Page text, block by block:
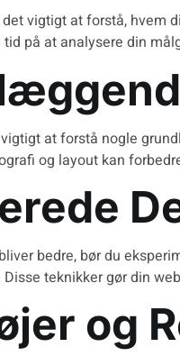
vigtigt at forstå, hvem
tid på at analysere din
at forstå nogle
og layout kan
bedre, bør du
teknikker gør din
og